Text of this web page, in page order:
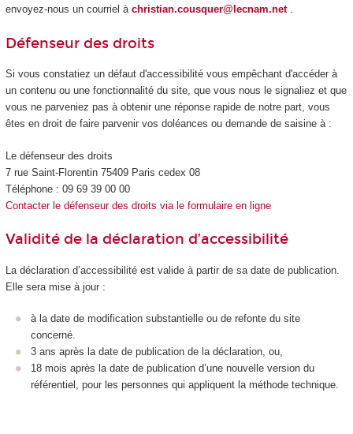
envoyez-nous un courriel à christian.cousquer@lecnam.net .
Défenseur des droits
Si vous constatiez un défaut d'accessibilité vous empêchant d'accéder à
un contenu ou une fonctionnalité du site, que vous nous le signaliez et que
vous ne parveniez pas à obtenir une réponse rapide de notre part, vous
êtes en droit de faire parvenir vos doléances ou demande de saisine à :
Le défenseur des droits
7 rue Saint-Florentin 75409 Paris cedex 08
Téléphone : 09 69 39 00 00
Contacter le défenseur des droits via le formulaire en ligne
Validité de la déclaration d’accessibilité
La déclaration d’accessibilité est valide à partir de sa date de publication.
Elle sera mise à jour :
à la date de modification substantielle ou de refonte du site
concerné.
3 ans après la date de publication de la déclaration, ou,
18 mois après la date de publication d’une nouvelle version du
référentiel, pour les personnes qui appliquent la méthode technique.